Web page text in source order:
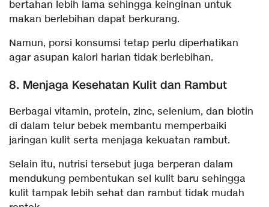
bertahan lebih lama sehingga keinginan untuk
makan berlebihan dapat berkurang.
Namun, porsi konsumsi tetap perlu diperhatikan
agar asupan kalori harian tidak berlebihan.
8. Menjaga Kesehatan Kulit dan Rambut
Berbagai vitamin, protein, zinc, selenium, dan biotin
di dalam telur bebek membantu memperbaiki
jaringan kulit serta menjaga kekuatan rambut.
Selain itu, nutrisi tersebut juga berperan dalam
mendukung pembentukan sel kulit baru sehingga
kulit tampak lebih sehat dan rambut tidak mudah